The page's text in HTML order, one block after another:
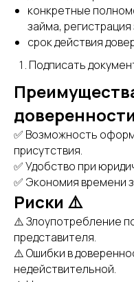
конкретные
займа, регистрация
срок действия
Подписать
доверенности
✅ Возможность
присутствия.
✅ Удобство при
✅ Экономия времени
Риски ⚠️
⚠️ Злоупотребление
представителя.
⚠️ Ошибки в
недействительной.